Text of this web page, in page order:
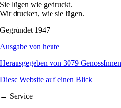
Sie lügen wie gedruckt.
Wir drucken, wie sie lügen.
Gegründet 1947
Ausgabe von heute
Herausgegeben von 3079 GenossInnen
Diese Website auf einen Blick
→ Service